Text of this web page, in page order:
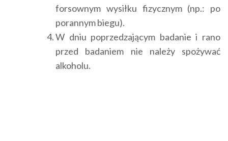
forsownym wysiłku fizycznym (np.: po
porannym biegu).
W dniu poprzedzającym badanie i rano
przed badaniem nie należy spożywać
alkoholu.